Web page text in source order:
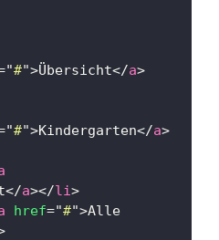
"#">Übersicht</a>
"#">Kindergarten</a>
</a></li>
href="#">Alle